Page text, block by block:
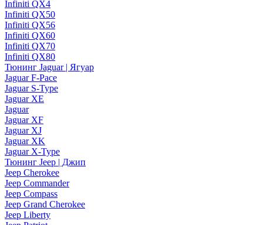
Infiniti QX4
Infiniti QX50
Infiniti QX56
Infiniti QX60
Infiniti QX70
Infiniti QX80
Тюнинг Jaguar | Ягуар
Jaguar F-Pace
Jaguar S-Type
Jaguar XE
Jaguar
Jaguar XF
Jaguar XJ
Jaguar XK
Jaguar X-Type
Тюнинг Jeep | Джип
Jeep Cherokee
Jeep Commander
Jeep Compass
Jeep Grand Cherokee
Jeep Liberty